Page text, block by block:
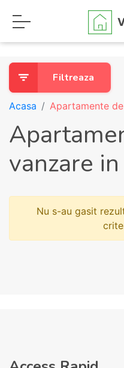
Filtreaza
Acasa Apartamente
vanzare
Nu s-au gasit